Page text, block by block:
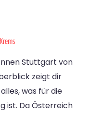
Stuttgart von
zeigt dir
was für die
ist. Da Österreich